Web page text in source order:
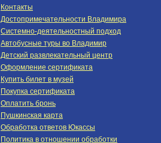
Контакты
Достопримечательности Владимира
Системно-деятельностный подход
Автобусные туры во Владимир
Детский развлекательный центр
Оформление сертификата
Купить билет в музей
Покупка сертификата
Оплатить бронь
Пушкинская карта
Обработка ответов Юкассы
Политика в отношении обработки